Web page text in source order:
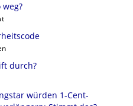
durch?
würden 1-Cent-